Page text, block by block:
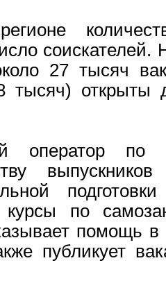
соискателей.
27 тысяч
тысяч) открыты
оператор по
по
помощь в
публикует